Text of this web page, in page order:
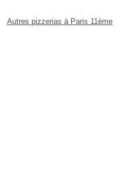
Autres pizzerias à Paris 11ème